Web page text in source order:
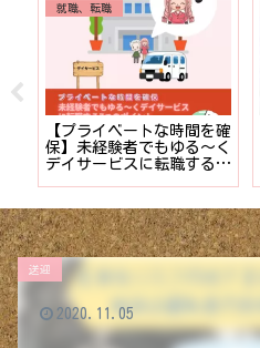
就職、転職
【プライベートな時間を確
保】未経験者でもゆる〜く
デイサービスに転職する7
送迎
2020.11.05